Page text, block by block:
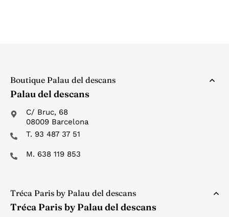
Boutique Palau del descans
Palau del descans
C/ Bruc, 68
08009 Barcelona
T. 93 487 37 51
M. 638 119 853
Tréca Paris by Palau del descans
Tréca Paris by Palau del descans